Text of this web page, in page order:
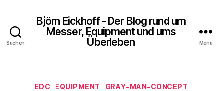
Suchen
Björn Eickhoff - Der Blog rund um
Messer, Equipment und ums
Überleben
Menü
Kategorien
EDC EQUIPMENT
GRAY-MAN-CONCEPT